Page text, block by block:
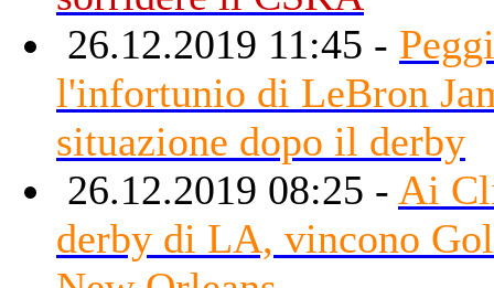
26.12.2019 11:45 -
l'infortunio di LeBron
situazione dopo il derby
26.12.2019 08:25 - Ai
derby di LA, vincono